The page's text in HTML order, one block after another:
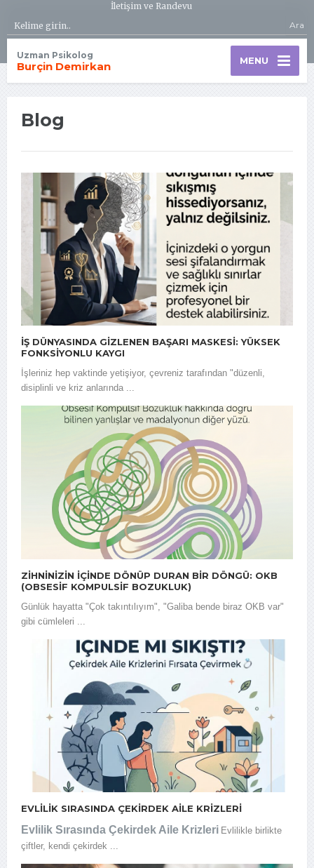
İletişim ve Randevu
Ara
Uzman Psikolog
Burçin Demirkan MENU
Blog
İŞ DÜNYASINDA GIZLENEN BAŞARI MASKESI: YÜKSEK
FONKSIYONLU KAYGI
İşleriniz hep vaktinde yetişiyor, çevreniz tarafından "düzenli,
disiplinli ve kriz anlarında ...
ZIHNINIZIN İÇINDE DÖNÜP DURAN BIR DÖNGÜ: OKB
(OBSESIF KOMPULSIF BOZUKLUK)
Günlük hayatta "Çok takıntılıyım", "Galiba bende biraz OKB var"
gibi cümleleri ...
EVLILIK SIRASINDA ÇEKIRDEK AILE KRIZLERI
Evlilik Sırasında Çekirdek Aile Krizleri Evlilikle birlikte
çiftler, kendi çekirdek ...